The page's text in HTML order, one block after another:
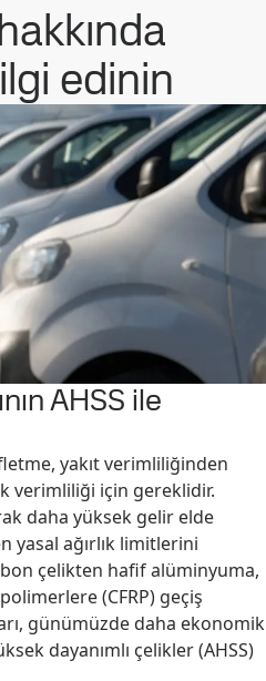
edinin
AHSS ile
yakıt verimliliğinden
verimliliği için gereklidir.
daha yüksek gelir elde
yasal ağırlık limitlerini
çelikten hafif alüminyuma,
(CFRP) geçiş
günümüzde daha ekonomik
dayanımlı çelikler (AHSS)